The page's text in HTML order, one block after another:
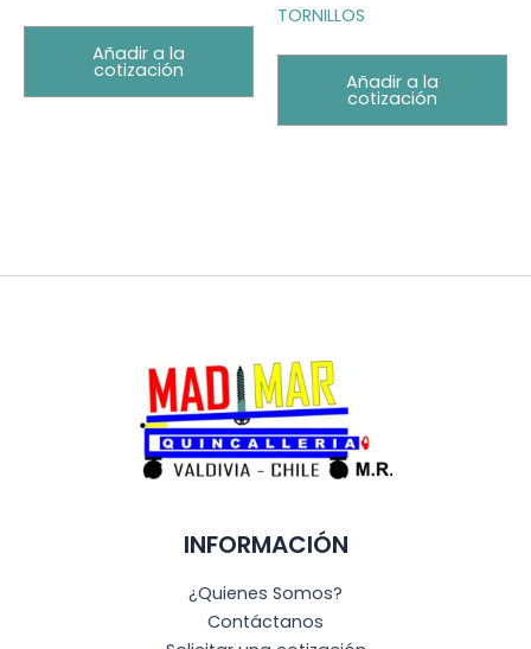
Añadir a la
cotización
TORNILLOS
Añadir a la
cotización
INFORMACIÓN
¿Quienes Somos?
Contáctanos